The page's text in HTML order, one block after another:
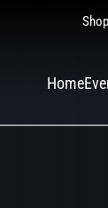
Shop
Home